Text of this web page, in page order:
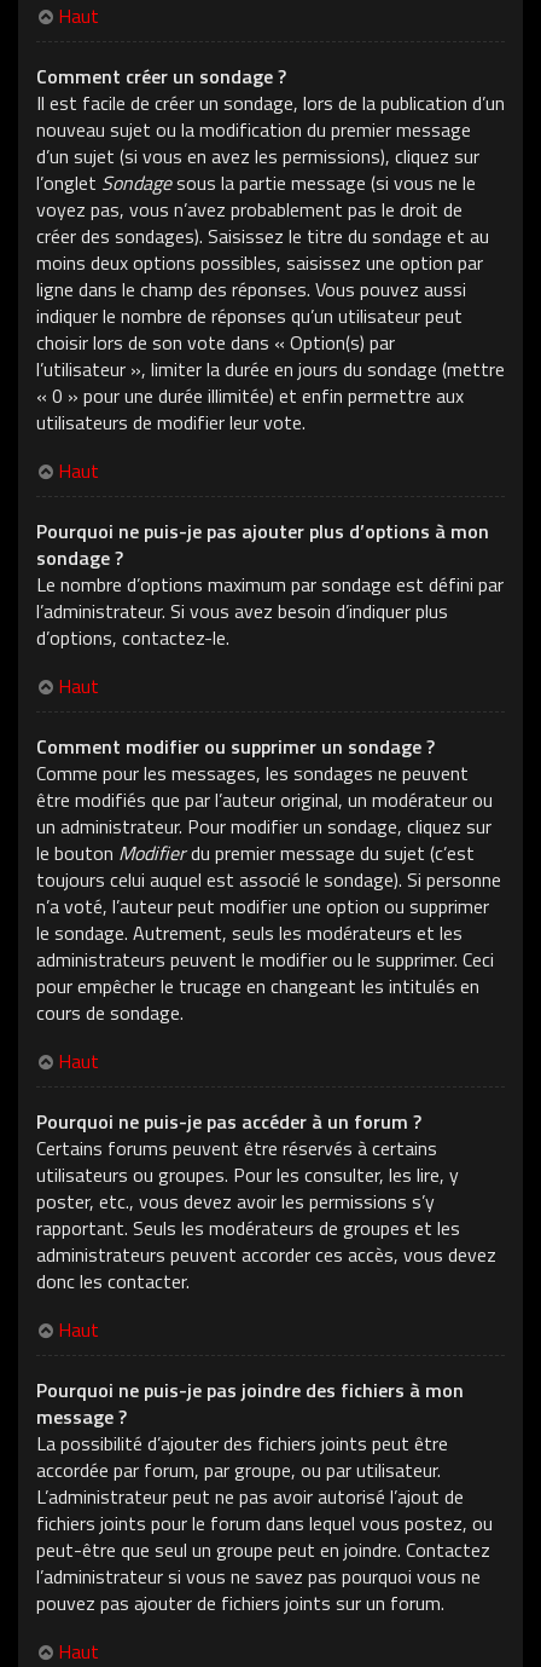
Haut
Comment créer un sondage ?
Il est facile de créer un sondage, lors de la publication d’un
nouveau sujet ou la modification du premier message
d’un sujet (si vous en avez les permissions), cliquez sur
l’onglet Sondagesous la partie message (si vous ne le
voyez pas, vous n’avez probablement pas le droit de
créer des sondages). Saisissez le titre du sondage et au
moins deux options possibles, saisissez une option par
ligne dans le champ des réponses. Vous pouvez aussi
indiquer le nombre de réponses qu’un utilisateur peut
choisir lors de son vote dans « Option(s) par
l’utilisateur », limiter la durée en jours du sondage (mettre
« 0 » pour une durée illimitée) et enfin permettre aux
utilisateurs de modifier leur vote.
Haut
Pourquoi ne puis-je pas ajouter plus d’options à mon
sondage ?
Le nombre d’options maximum par sondage est défini par
l’administrateur. Si vous avez besoin d’indiquer plus
d’options, contactez-le.
Haut
Comment modifier ou supprimer un sondage ?
Comme pour les messages, les sondages ne peuvent
être modifiés que par l’auteur original, un modérateur ou
un administrateur. Pour modifier un sondage, cliquez sur
le bouton Modifierdu premier message du sujet (c’est
toujours celui auquel est associé le sondage). Si personne
n’a voté, l’auteur peut modifier une option ou supprimer
le sondage. Autrement, seuls les modérateurs et les
administrateurs peuvent le modifier ou le supprimer. Ceci
pour empêcher le trucage en changeant les intitulés en
cours de sondage.
Haut
Pourquoi ne puis-je pas accéder à un forum ?
Certains forums peuvent être réservés à certains
utilisateurs ou groupes. Pour les consulter, les lire, y
poster, etc., vous devez avoir les permissions s’y
rapportant. Seuls les modérateurs de groupes et les
administrateurs peuvent accorder ces accès, vous devez
donc les contacter.
Haut
Pourquoi ne puis-je pas joindre des fichiers à mon
message ?
La possibilité d’ajouter des fichiers joints peut être
accordée par forum, par groupe, ou par utilisateur.
L’administrateur peut ne pas avoir autorisé l’ajout de
fichiers joints pour le forum dans lequel vous postez, ou
peut-être que seul un groupe peut en joindre. Contactez
l’administrateur si vous ne savez pas pourquoi vous ne
pouvez pas ajouter de fichiers joints sur un forum.
Haut